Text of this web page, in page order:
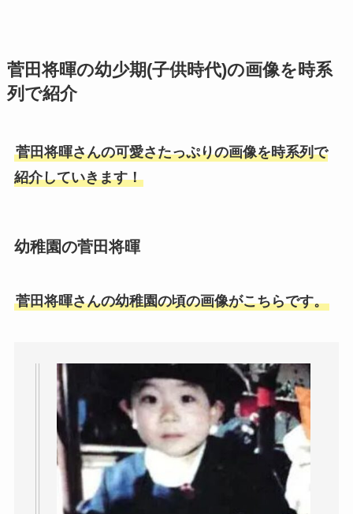
菅田将暉の幼少期(子供時代)の画像を時系
列で紹介
菅田将暉さんの可愛さたっぷりの画像を時系列で
紹介していきます！
幼稚園の菅田将暉
菅田将暉さんの幼稚園の頃の画像がこちらです。